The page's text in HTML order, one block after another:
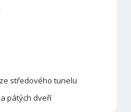
středového tunelu
pátých dveří